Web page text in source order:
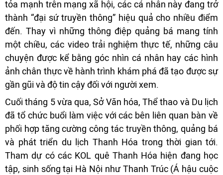
tỏa mạnh trên mạng xã hội, các cá nhân này đang trở
thành “đại sứ truyền thông” hiệu quả cho nhiều điểm
đến. Thay vì những thông điệp quảng bá mang tính
một chiều, các video trải nghiệm thực tế, những câu
chuyện được kể bằng góc nhìn cá nhân hay các hình
ảnh chân thực về hành trình khám phá đã tạo được sự
gần gũi và độ tin cậy đối với người xem.
Cuối tháng 5 vừa qua, Sở Văn hóa, Thể thao và Du lịch
đã tổ chức buổi làm việc với các bên liên quan bàn về
phối hợp tăng cường công tác truyền thông, quảng bá
và phát triển du lịch Thanh Hóa trong thời gian tới.
Tham dự có các KOL quê Thanh Hóa hiện đang học
tập, sinh sống tại Hà Nội như Thanh Trúc (Á hậu cuộc